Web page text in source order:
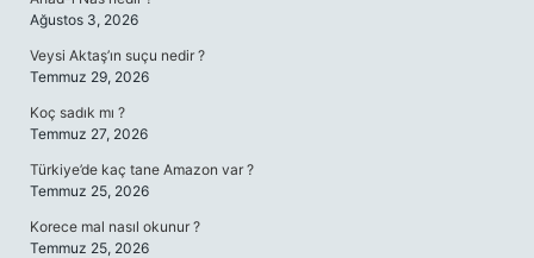
Ağustos 3, 2026
Veysi Aktaş’ın suçu nedir ?
Temmuz 29, 2026
Koç sadık mı ?
Temmuz 27, 2026
Türkiye’de kaç tane Amazon var ?
Temmuz 25, 2026
Korece mal nasıl okunur ?
Temmuz 25, 2026